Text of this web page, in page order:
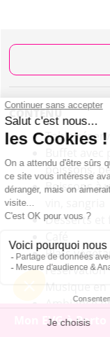
CONTENU
Table
Buffet
poissons,
Boissons à
Desserts et
Plats
réservation
Musique en
Ambiance
Horaires:
Mon EVG à Porto